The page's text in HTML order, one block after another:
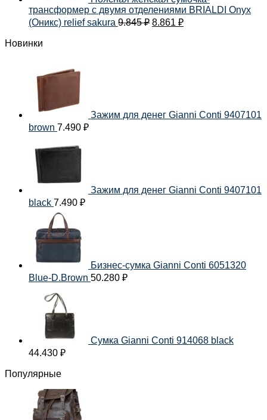
трансформер с двумя отделениями BRIALDI Onyx
(Оникс) relief sakura 9.845₽ 8.861 ₽
Новинки
Зажим для денег Gianni Conti 9407101
brown 7.490 ₽
Зажим для денег Gianni Conti 9407101
black 7.490 ₽
Бизнес-сумка Gianni Conti 6051320
Blue-D.Brown 50.280 ₽
Сумка Gianni Conti 914068 black
44.430 ₽
Популярные